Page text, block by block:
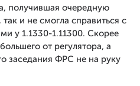
получившая очередную
и не смогла справиться с
у 1.1330-1.11300. Скорее
от регулятора, а
заседания ФРС не на руку